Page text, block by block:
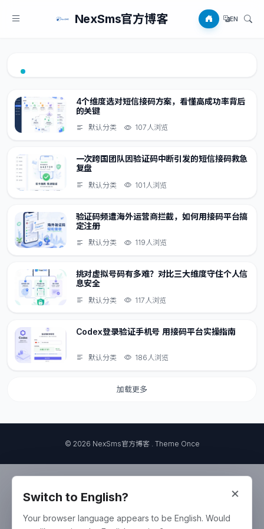
NexSms官方博客 EN
4个维度选对短信接码方案，看懂高成功率背后
的关键
默认分类 107人浏览
一次跨国团队因验证码中断引发的短信接码救急
复盘
默认分类 101人浏览
验证码频遭海外运营商拦截，如何用接码平台搞
定注册
默认分类 119人浏览
挑对虚拟号码有多难？对比三大维度守住个人信
息安全
默认分类 117人浏览
Codex登录验证手机号 用接码平台实操指南
默认分类 186人浏览
加载更多
© 2026 NexSms官方博客 . Theme Once
×
Switch to English?
Your browser language appears to be English. Would